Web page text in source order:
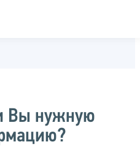
Вы нужную